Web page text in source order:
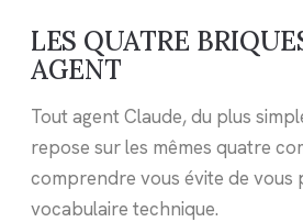
LES QUATRE
AGENT
Tout agent Claude, du plus
repose sur les mêmes quatre
comprendre vous évite de vous
vocabulaire technique.